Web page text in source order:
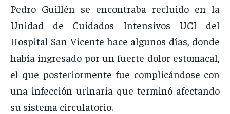
Pedro Guillén se encontraba recluido en la
Unidad de Cuidados Intensivos UCI del
Hospital San Vicente hace algunos días, donde
había ingresado por un fuerte dolor estomacal,
el que posteriormente fue complicándose con
una infección urinaria que terminó afectando
su sistema circulatorio.